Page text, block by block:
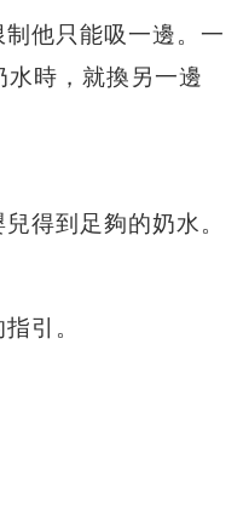
他只能吸一邊。一
水時，就換另一邊
得到足夠的奶水。
引。